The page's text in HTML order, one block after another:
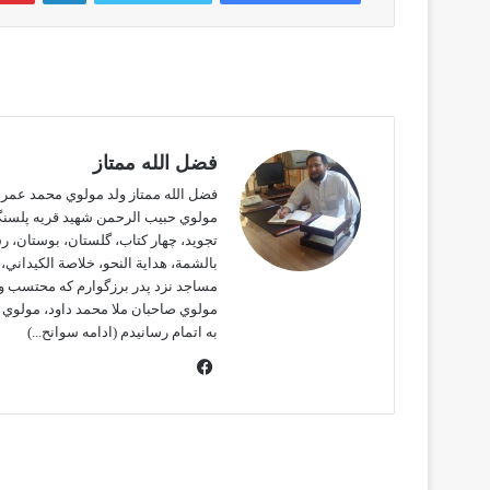
فضل الله ممتاز
فضل الله ممتاز ولد مولوي محمد عمر
مولوي حبيب الرحمن شهيد قريه
تجويد، چهار كتاب، گلستان،
بالشمة، هداية النحو، خلاصة
مساجد نزد پدر برزگوارم كه محتسب
مولوي صاحبان ملا محمد داود، مولوي
به اتمام رسانيدم (ادامه سوانح...)
س